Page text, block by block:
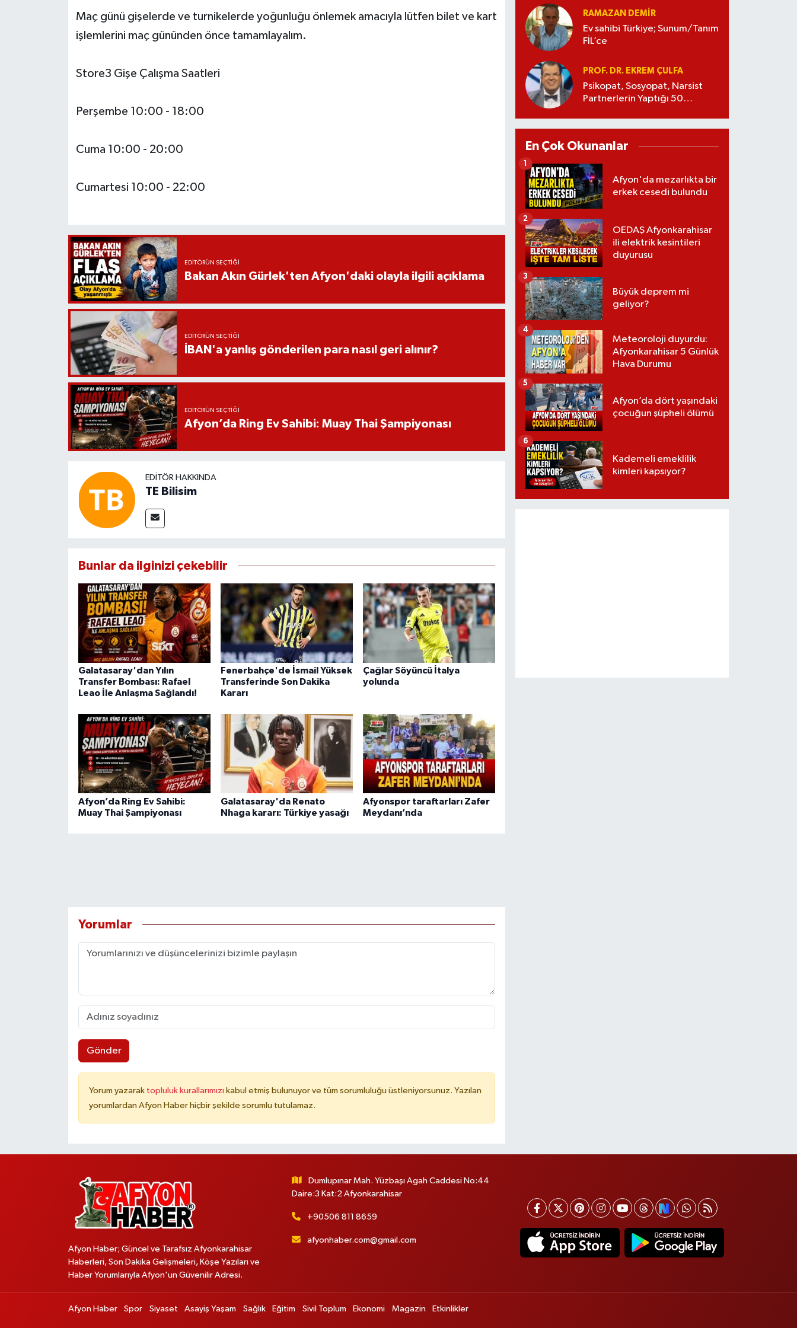
Maç günü gişelerde ve turnikelerde yoğunluğu önlemek amacıyla lütfen bilet ve kart
işlemlerini maç gününden önce tamamlayalım.
Store3 Gişe Çalışma Saatleri
Perşembe 10:00 - 18:00
Cuma 10:00 - 20:00
Cumartesi 10:00 - 22:00
EDITÖRÜN SEÇTIĞI
Bakan Akın Gürlek'ten Afyon'daki olayla ilgili açıklama
EDITÖRÜN SEÇTIĞI
İBAN'a yanlış gönderilen para nasıl geri alınır?
EDITÖRÜN SEÇTIĞI
Afyon’da Ring Ev Sahibi: Muay Thai Şampiyonası
EDITÖR HAKKINDA
TE Bilisim
Bunlar da ilginizi çekebilir
Galatasaray'dan Yılın
Transfer Bombası: Rafael
Leao İle Anlaşma Sağlandı!
Fenerbahçe'de İsmail Yüksek
Transferinde Son Dakika
Kararı
Çağlar Söyüncü İtalya
yolunda
Afyon’da Ring Ev Sahibi:
Muay Thai Şampiyonası
Galatasaray'da Renato
Nhaga kararı: Türkiye yasağı
Afyonspor taraftarları Zafer
Meydanı’nda
Yorumlar
Gönder
Yorum yazarak topluluk kurallarımızı kabul etmiş bulunuyor ve tüm sorumluluğu üstleniyorsunuz. Yazılan
yorumlardan Afyon Haber hiçbir şekilde sorumlu tutulamaz.
RAMAZAN DEMİR
Ev sahibi Türkiye; Sunum/Tanım
FİL’ce
PROF. DR. EKREM ÇULFA
Psikopat, Sosyopat, Narsist
Partnerlerin Yaptığı 50
En Çok Okunanlar
Afyon'da mezarlıkta bir
erkek cesedi bulundu
1
OEDAŞ Afyonkarahisar
ili elektrik kesintileri
duyurusu
2
Büyük deprem mi
geliyor?
3
Meteoroloji duyurdu:
Afyonkarahisar 5 Günlük
Hava Durumu
4
Afyon’da dört yaşındaki
çocuğun şüpheli ölümü
5
Kademeli emeklilik
kimleri kapsıyor?
6
Afyon Haber; Güncel ve Tarafsız Afyonkarahisar
Haberleri, Son Dakika Gelişmeleri, Köşe Yazıları ve
Haber Yorumlarıyla Afyon'un Güvenilir Adresi.
Dumlupınar Mah. Yüzbaşı Agah Caddesi No:44
Daire:3 Kat:2 Afyonkarahisar
+90506 811 8659
afyonhaber.com@gmail.com
Afyon Haber Spor Siyaset Asayiş Yaşam Sağlık Eğitim Sivil Toplum Ekonomi Magazin Etkinlikler